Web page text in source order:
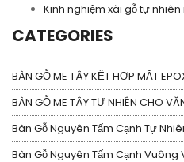
Kinh nghiệm xài gỗ tự
CATEGORIES
BÀN GỖ ME TÂY KẾT HỢP MẶT
BÀN GỖ ME TÂY TỰ NHIÊN CHO
Bàn Gỗ Nguyên Tấm Cạnh Tự
Bàn Gỗ Nguyên Tấm Cạnh Vuông